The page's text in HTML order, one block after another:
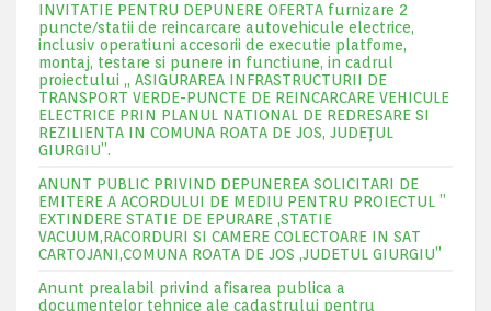
INVITATIE PENTRU DEPUNERE OFERTA furnizare 2
puncte/statii de reincarcare autovehicule electrice,
inclusiv operatiuni accesorii de executie platfome,
montaj, testare si punere in functiune, in cadrul
proiectului „ ASIGURAREA INFRASTRUCTURII DE
TRANSPORT VERDE-PUNCTE DE REINCARCARE VEHICULE
ELECTRICE PRIN PLANUL NATIONAL DE REDRESARE SI
REZILIENTA IN COMUNA ROATA DE JOS, JUDEŢUL
GIURGIU”.
ANUNT PUBLIC PRIVIND DEPUNEREA SOLICITARI DE
EMITERE A ACORDULUI DE MEDIU PENTRU PROIECTUL ”
EXTINDERE STATIE DE EPURARE ,STATIE
VACUUM,RACORDURI SI CAMERE COLECTOARE IN SAT
CARTOJANI,COMUNA ROATA DE JOS ,JUDETUL GIURGIU”
Anunt prealabil privind afisarea publica a
documentelor tehnice ale cadastrului pentru